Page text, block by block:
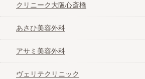
クリニーク大阪心斎橋
あさひ美容外科
アサミ美容外科
ヴェリテクリニック